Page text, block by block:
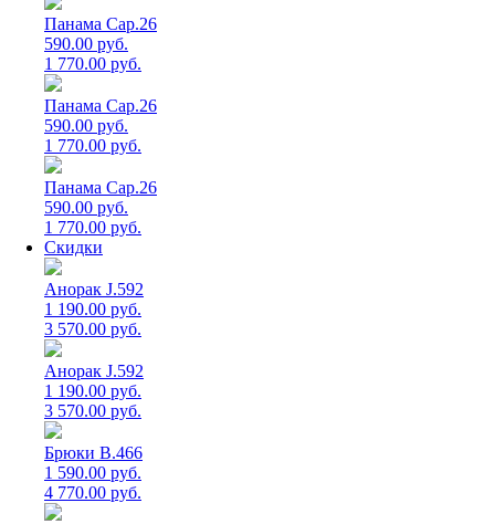
Панама Cap.26
590.00 руб.
1 770.00 руб.
Панама Cap.26
590.00 руб.
1 770.00 руб.
Панама Cap.26
590.00 руб.
1 770.00 руб.
Скидки
Анорак J.592
1 190.00 руб.
3 570.00 руб.
Анорак J.592
1 190.00 руб.
3 570.00 руб.
Брюки B.466
1 590.00 руб.
4 770.00 руб.